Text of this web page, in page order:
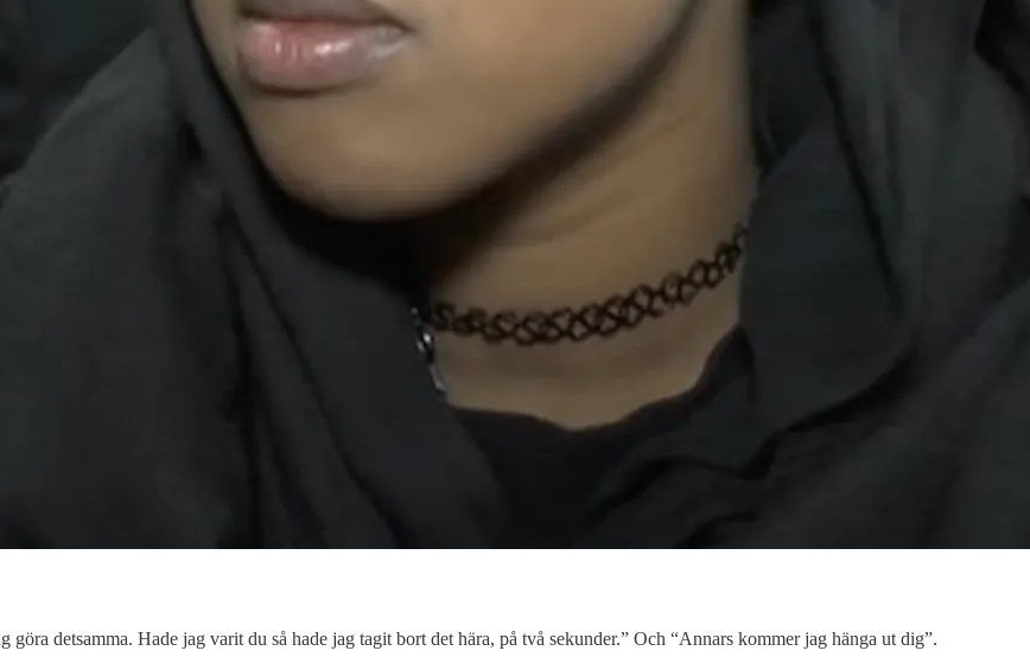
detsamma. Hade jag varit du så hade jag tagit bort det hära, på två sekunder.” Och “Annars kommer jag hänga ut dig”.